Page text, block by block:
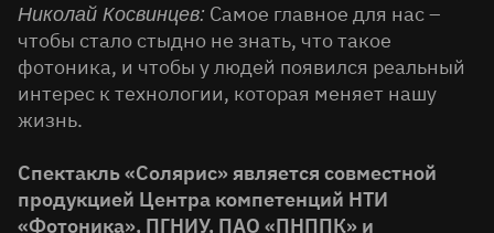
Николай Косвинцев: Самое главное для нас –
чтобы стало стыдно не знать, что такое
фотоника, и чтобы у людей появился реальный
интерес к технологии, которая меняет нашу
жизнь.
Спектакль «Солярис» является совместной
продукцией Центра компетенций НТИ
«Фотоника», ПГНИУ, ПАО «ПНППК» и